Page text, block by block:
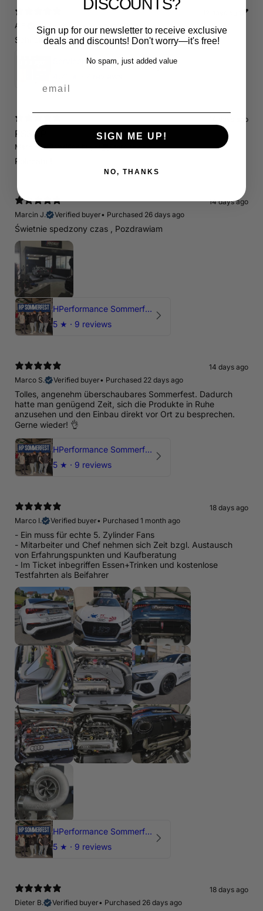
A.E.
Verified buyer Purchased 18 days ago
Schnelle Lieferung. Alles wie beschrieben. Top.
Servicepaket / Inspektionspaket 1 mit Motul 300V 5W40 - 5W50 für alle 2.5 TFSI Modelle
14 days ago
RS3 8P
Marcin J. Verified buyer Store review
Polecam !
14 days ago
Marcin J.
Verified buyer• Purchased 26 days ago
Świetnie spedzony czas , Pozdrawiam
HPerformance Sommerfest 2026
5 ★ · 9 reviews
14 days ago
Marco S.
Verified buyer• Purchased 22 days ago
Tolles, angenehm überschaubares Sommerfest. Dadurch
hatte man genügend Zeit, sich die Produkte in Ruhe
anzusehen und den Einbau direkt vor Ort zu besprechen.
Gerne wieder! 👌
HPerformance Sommerfest 2026
5 ★ · 9 reviews
18 days ago
Marco I.
Verified buyer• Purchased 1 month ago
- Ein muss für echte 5. Zylinder Fans
- Mitarbeiter und Chef nehmen sich Zeit bzgl. Austausch
von Erfahrungspunkten und Kaufberatung
- Im Ticket inbegriffen Essen+Trinken und kostenlose
Testfahrten als Beifahrer
HPerformance Sommerfest 2026
5 ★ · 9 reviews
18 days ago
Dieter B.
Verified buyer• Purchased 26 days ago
DISCOUNTS?
Sign up for our newsletter to receive exclusive
deals and discounts! Don't worry—it's free!
No spam, just added value
SIGN ME UP!
NO, THANKS